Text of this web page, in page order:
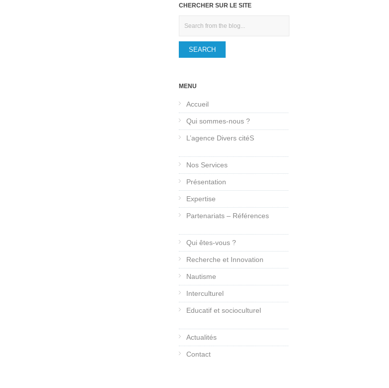
CHERCHER SUR LE SITE
MENU
Accueil
Qui sommes-nous ?
L’agence Divers citéS
Nos Services
Présentation
Expertise
Partenariats – Références
Qui êtes-vous ?
Recherche et Innovation
Nautisme
Interculturel
Educatif et socioculturel
Actualités
Contact